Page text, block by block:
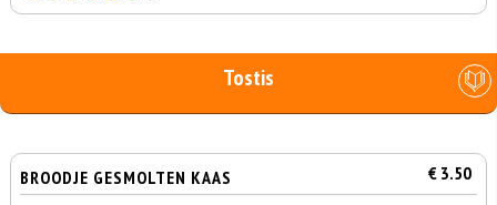
Tostis
BROODJE GESMOLTEN KAAS € 3.50